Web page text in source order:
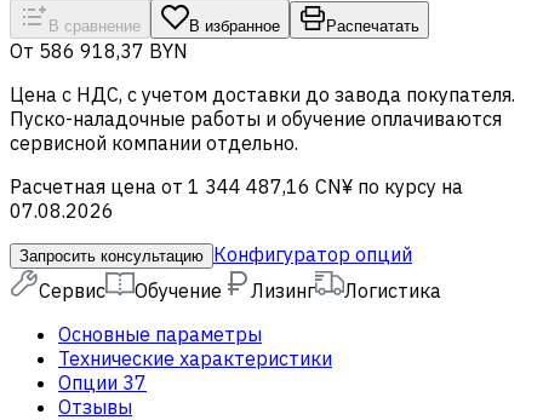
В сравнение В избранное Распечатать
От 586 918,37 BYN
Цена c НДС, с учетом доставки до завода покупателя.
Пуско-наладочные работы и обучение оплачиваются
сервисной компании отдельно.
Расчетная цена от 1 344 487,16 CN¥ по курсу на
07.08.2026
Запросить консультацию Конфигуратор опций
Сервис
Обучение Лизинг
Логистика
Основные параметры
Технические характеристики
Опции 37
Отзывы